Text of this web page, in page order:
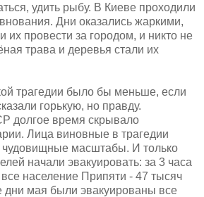
удить рыбу. В Киеве проходили
Дни оказались жаркими,
провести за городом, и никто не
трава и деревья стали их
трагедии было бы меньше, если
горькую, но правду.
долгое время скрывало
Лица виновные в трагедии
чудовищные масштабы. И только
начали эвакуировать: за 3 часа
население Припяти - 47 тысяч
дни мая были эвакуированы все